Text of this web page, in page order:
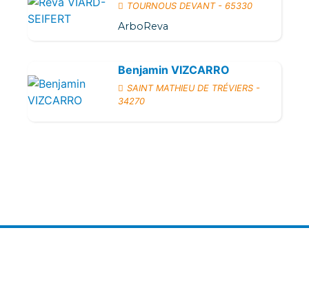
TOURNOUS DEVANT - 65330
ArboReva
Benjamin VIZCARRO
SAINT MATHIEU DE TRÉVIERS -
34270